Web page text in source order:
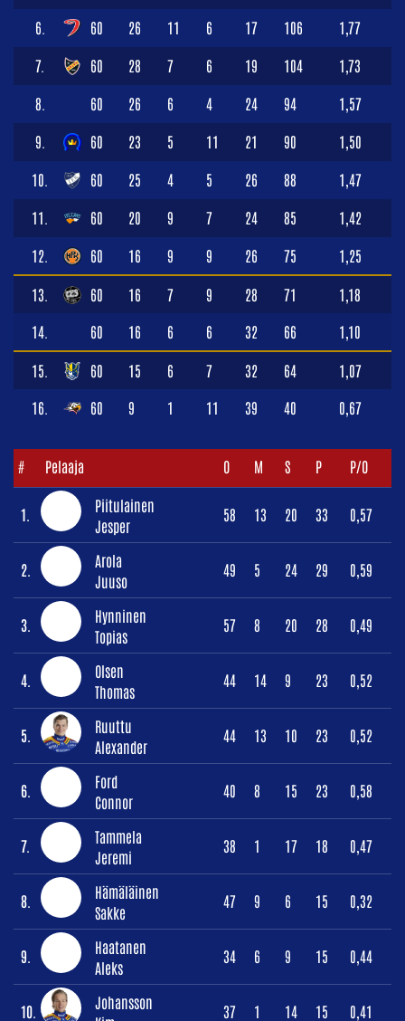
6. 60 26 11 6 17 106 1,77
7. 60 28 7 6 19 104 1,73
8. 60 26 6 4 24 94 1,57
9. 60 23 5 11 21 90 1,50
10. 60 25 4 5 26 88 1,47
11. 60 20 9 7 24 85 1,42
12. 60 16 9 9 26 75 1,25
13. 60 16 7 9 28 71 1,18
14. 60 16 6 6 32 66 1,10
15. 60 15 6 7 32 64 1,07
16. 60 9 1 11 39 40 0,67
# Pelaaja O M S P P/O
1.
Piitulainen
Jesper
58 13 20 33 0,57
2.
Arola
Juuso
49 5 24 29 0,59
3.
Hynninen
Topias
57 8 20 28 0,49
4.
Olsen
Thomas
44 14 9 23 0,52
5.
Ruuttu
Alexander
44 13 10 23 0,52
6.
Ford
Connor
40 8 15 23 0,58
7.
Tammela
Jeremi
38 1 17 18 0,47
8.
Hämäläinen
Sakke
47 9 6 15 0,32
9.
Haatanen
Aleks
34 6 9 15 0,44
10.
Johansson
37 1 14 15 0,41